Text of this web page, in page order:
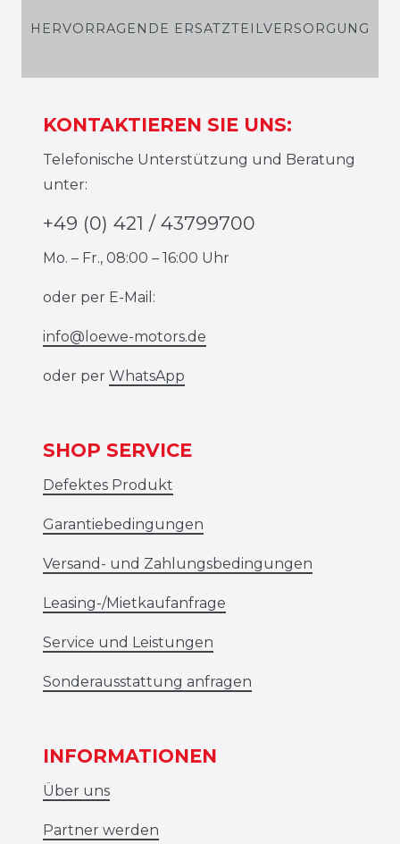
HERVORRAGENDE ERSATZTEILVERSORGUNG
KONTAKTIEREN SIE UNS:
Telefonische Unterstützung und Beratung
unter:
+49 (0) 421 / 43799700
Mo. – Fr., 08:00 – 16:00 Uhr
oder per E-Mail:
info@loewe-motors.de
oder per WhatsApp
SHOP SERVICE
Defektes Produkt
Garantiebedingungen
Versand- und Zahlungsbedingungen
Leasing-/Mietkaufanfrage
Service und Leistungen
Sonderausstattung anfragen
INFORMATIONEN
Über uns
Partner werden